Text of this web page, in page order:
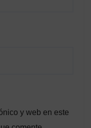
y web en este